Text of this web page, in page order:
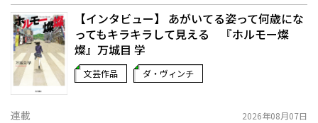
【インタビュー】 あがいてる姿って何歳にな
ってもキラキラして見える 『ホルモー燦
燦』万城目 学
文芸作品 ダ・ヴィンチ
連載 2026年08月07日